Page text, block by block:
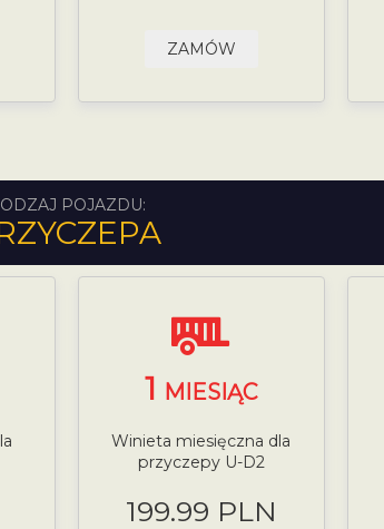
ZAMÓW
POJAZDU:
1 MIESIĄC
Winieta miesięczna dla
przyczepy U-D2
199.99 PLN